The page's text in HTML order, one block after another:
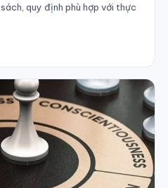
quy định phù hợp với thực